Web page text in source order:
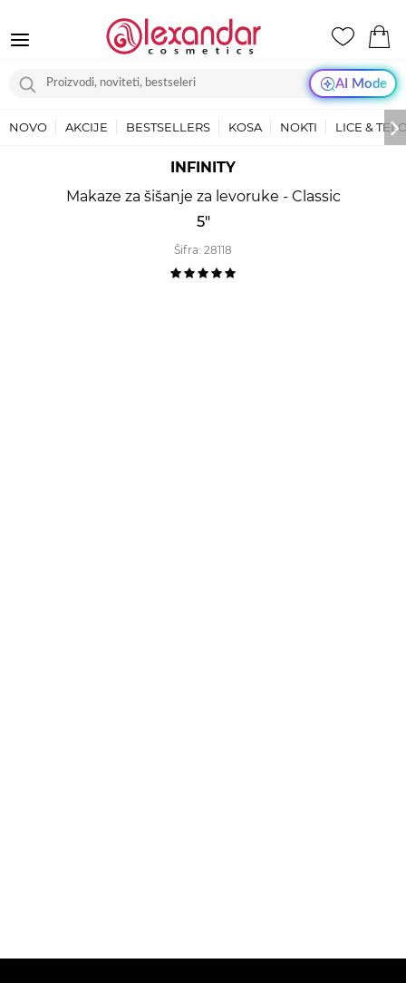
AI Mode
NOVO AKCIJE BESTSELLERS KOSA NOKTI LICE &
INFINITY
Makaze za šišanje za levoruke - Classic
5"
Šifra: 28118